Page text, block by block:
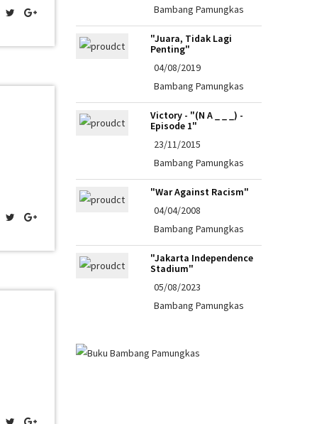
Bambang Pamungkas
"Juara, Tidak Lagi
Penting"
04/08/2019
Bambang Pamungkas
Victory - "(n A _ _ _) -
Episode 1"
23/11/2015
Bambang Pamungkas
"War Against Racism"
04/04/2008
Bambang Pamungkas
"Jakarta Independence
Stadium"
05/08/2023
Bambang Pamungkas